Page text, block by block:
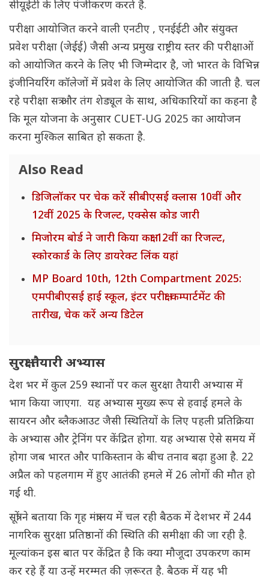
सीयूईटी के लिए पंजीकरण करते हैं.
परीक्षा आयोजित करने वाली एनटीए , एनईईटी और संयुक्त
प्रवेश परीक्षा (जेईई) जैसी अन्य प्रमुख राष्ट्रीय स्तर की परीक्षाओं
को आयोजित करने के लिए भी जिम्मेदार है, जो भारत के विभिन्न
इंजीनियरिंग कॉलेजों में प्रवेश के लिए आयोजित की जाती है. चल
रहे परीक्षा सत्र और तंग शेड्यूल के साथ, अधिकारियों का कहना है
कि मूल योजना के अनुसार CUET-UG 2025 का आयोजन
करना मुश्किल साबित हो सकता है.
Also Read
डिजिलॉकर पर चेक करें सीबीएसई क्लास 10वीं और
12वीं 2025 के रिजल्ट, एक्सेस कोड जारी
मिजोरम बोर्ड ने जारी किया कक्षा 12वीं का रिजल्ट,
स्कोरकार्ड के लिए डायरेक्ट लिंक यहां
MP Board 10th, 12th Compartment 2025:
एमपीबीएसई हाई स्कूल, इंटर परीक्षा कम्पार्टमेंट की
तारीख, चेक करें अन्य डिटेल
सुरक्षा तैयारी अभ्यास
देश भर में कुल 259 स्थानों पर कल सुरक्षा तैयारी अभ्यास में
भाग किया जाएगा. यह अभ्यास मुख्य रूप से हवाई हमले के
सायरन और ब्लैकआउट जैसी स्थितियों के लिए पहली प्रतिक्रिया
के अभ्यास और ट्रेनिंग पर केंद्रित होगा. यह अभ्यास ऐसे समय में
होगा जब भारत और पाकिस्तान के बीच तनाव बढ़ा हुआ है. 22
अप्रैल को पहलगाम में हुए आतंकी हमले में 26 लोगों की मौत हो
गई थी.
सूत्रों ने बताया कि गृह मंत्रालय में चल रही बैठक में देशभर में 244
नागरिक सुरक्षा प्रतिष्ठानों की स्थिति की समीक्षा की जा रही है.
मूल्यांकन इस बात पर केंद्रित है कि क्या मौजूदा उपकरण काम
कर रहे हैं या उन्हें मरम्मत की ज़रूरत है. बैठक में यह भी